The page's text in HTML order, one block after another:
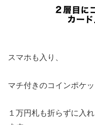
スマホも入り、
マチ付きのコインポケ
１万円札も折らずに入